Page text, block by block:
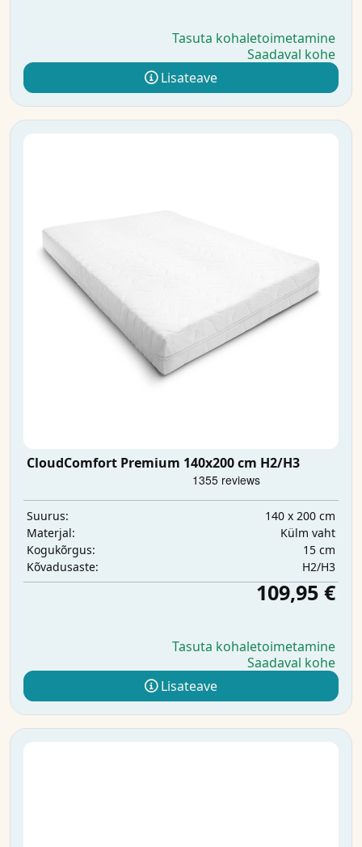
Tasuta kohaletoimetamine
Saadaval kohe
Lisateave
CloudComfort Premium 140x200 cm H2/H3
Suurus:
140 x 200 cm
Materjal:
Külm vaht
Kogukõrgus:
15 cm
Kõvadusaste:
H2/H3
109,95 €
Tasuta kohaletoimetamine
Saadaval kohe
Lisateave